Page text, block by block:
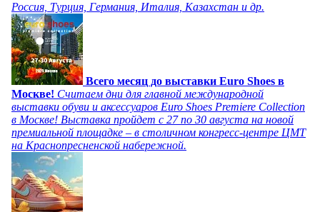
Россия, Турция, Германия, Италия, Казахстан и др.
Всего месяц до выставки Euro Shoes в
Москве! Считаем дни для главной международной
выставки обуви и аксессуаров Euro Shoes Premiere Collection
в Москве! Выставка пройдет с 27 по 30 августа на новой
премиальной площадке – в столичном конгресс-центре ЦМТ
на Краснопресненской набережной.